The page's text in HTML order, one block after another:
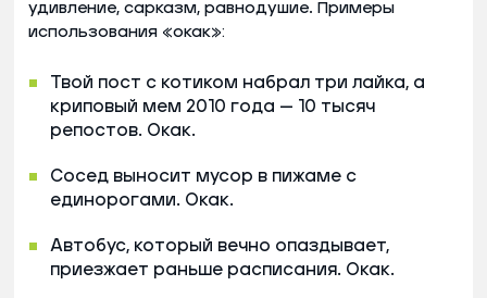
удивление, сарказм, равнодушие. Примеры
использования «окак»:
Твой пост с котиком набрал три лайка, а
криповый мем 2010 года — 10 тысяч
репостов. Окак.
Сосед выносит мусор в пижаме с
единорогами. Окак.
Автобус, который вечно опаздывает,
приезжает раньше расписания. Окак.